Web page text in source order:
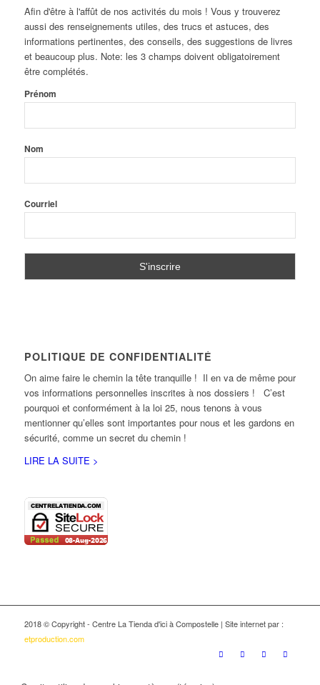
Afin d'être à l'affût de nos activités du mois ! Vous y trouverez
aussi des renseignements utiles, des trucs et astuces, des
informations pertinentes, des conseils, des suggestions de livres
et beaucoup plus. Note: les 3 champs doivent obligatoirement
être complétés.
Prénom
Nom
Courriel
POLITIQUE DE CONFIDENTIALITÉ
On aime faire le chemin la tête tranquille ! Il en va de même pour
vos informations personnelles inscrites à nos dossiers ! C’est
pourquoi et conformément à la loi 25, nous tenons à vous
mentionner qu’elles sont importantes pour nous et les gardons en
sécurité, comme un secret du chemin !
LIRE LA SUITE >
2018 © Copyright - Centre La Tienda d'ici à Compostelle | Site internet par :
etproduction.com